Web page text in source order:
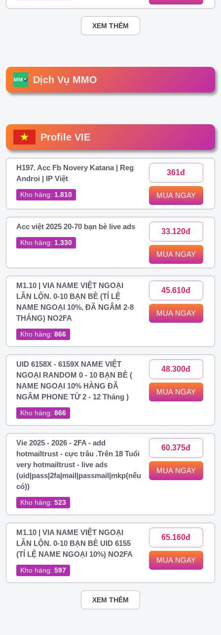
XEM THÊM
Dịch Vụ MMO
Profile VIE
H197. Acc Fb Novery Katana | Reg
Androi | IP Việt
Kho hàng: 1.810
361đ
MUA NGAY
Acc việt 2025 20-70 bạn bè live ads
Kho hàng: 1.330
33.120đ
MUA NGAY
M1.10 | VIA NAME VIỆT NGOẠI
LẪN LỘN. 0-10 BẠN BÈ (TỈ LỆ
NAME NGOẠI 10%, ĐÃ NGÂM 2-8
THÁNG) NO2FA
Kho hàng: 866
45.610đ
MUA NGAY
UID 6158X - 6159X NAME VIỆT
NGOẠI RANDOM 0 - 10 BẠN BÈ (
NAME NGOẠI 10% HÀNG ĐÃ
NGÂM PHONE TỪ 2 - 12 Tháng )
Kho hàng: 866
48.300đ
MUA NGAY
Vie 2025 - 2026 - 2FA - add
hotmailtrust - cực trâu .Trên 18 Tuổi
very hotmailtrust - live ads
(uid|pass|2fa|mail|passmail|mkp(nếu
có))
Kho hàng: 523
60.375đ
MUA NGAY
M1.10 | VIA NAME VIỆT NGOẠI
LẪN LỘN. 0-10 BẠN BÈ UID 6155
(TỈ LỆ NAME NGOẠI 10%) NO2FA
Kho hàng: 597
65.160đ
MUA NGAY
XEM THÊM